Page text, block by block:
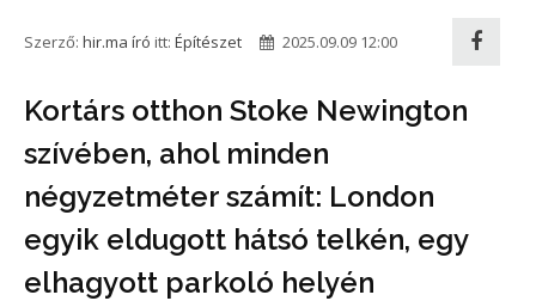
Szerző: hir.ma író itt: Építészet 2025.09.09 12:00
Kortárs otthon Stoke Newington
szívében, ahol minden
négyzetméter számít: London
egyik eldugott hátsó telkén, egy
elhagyott parkoló helyén